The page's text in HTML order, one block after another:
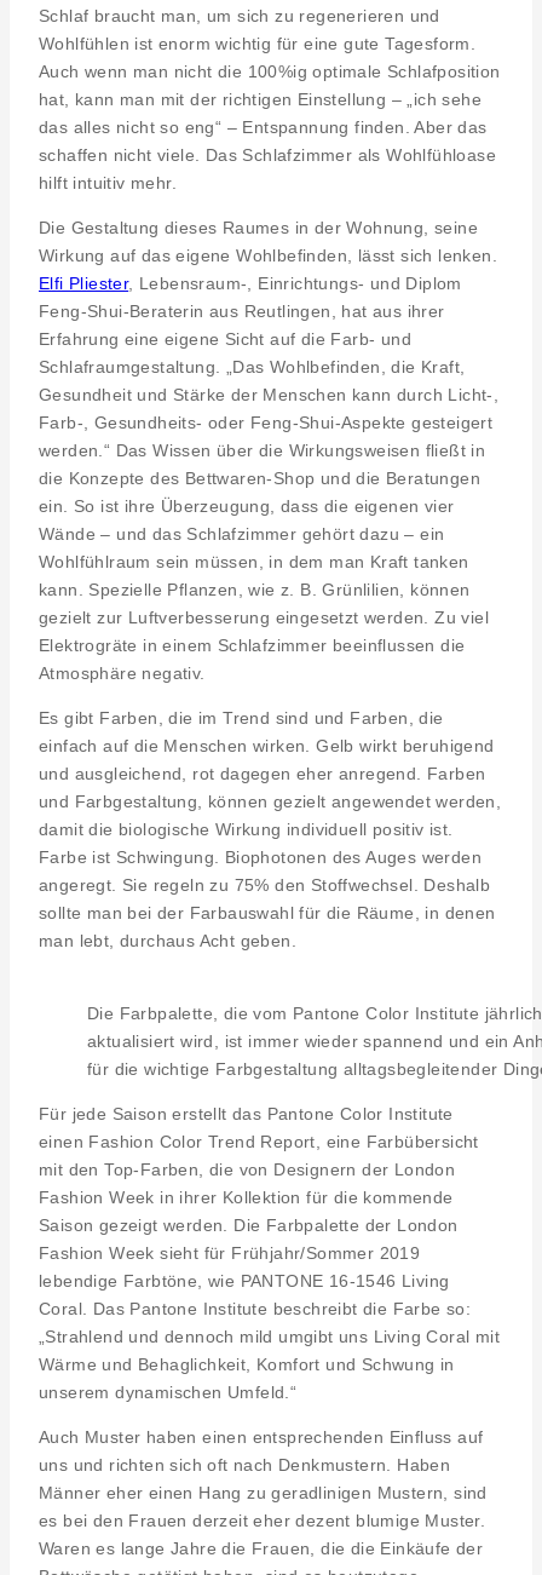
Schlaf braucht man, um sich zu regenerieren und
Wohlfühlen ist enorm wichtig für eine gute Tagesform.
Auch wenn man nicht die 100%ig optimale Schlafposition
hat, kann man mit der richtigen Einstellung – „ich sehe
das alles nicht so eng“ – Entspannung finden. Aber das
schaffen nicht viele. Das Schlafzimmer als Wohlfühloase
hilft intuitiv mehr.
Die Gestaltung dieses Raumes in der Wohnung, seine
Wirkung auf das eigene Wohlbefinden, lässt sich lenken.
Elfi Pliester, Lebensraum-, Einrichtungs- und Diplom
Feng-Shui-Beraterin aus Reutlingen, hat aus ihrer
Erfahrung eine eigene Sicht auf die Farb- und
Schlafraumgestaltung. „Das Wohlbefinden, die Kraft,
Gesundheit und Stärke der Menschen kann durch Licht-,
Farb-, Gesundheits- oder Feng-Shui-Aspekte gesteigert
werden.“ Das Wissen über die Wirkungsweisen fließt in
die Konzepte des Bettwaren-Shop und die Beratungen
ein. So ist ihre Überzeugung, dass die eigenen vier
Wände – und das Schlafzimmer gehört dazu – ein
Wohlfühlraum sein müssen, in dem man Kraft tanken
kann. Spezielle Pflanzen, wie z. B. Grünlilien, können
gezielt zur Luftverbesserung eingesetzt werden. Zu viel
Elektrogräte in einem Schlafzimmer beeinflussen die
Atmosphäre negativ.
Es gibt Farben, die im Trend sind und Farben, die
einfach auf die Menschen wirken. Gelb wirkt beruhigend
und ausgleichend, rot dagegen eher anregend. Farben
und Farbgestaltung, können gezielt angewendet werden,
damit die biologische Wirkung individuell positiv ist.
Farbe ist Schwingung. Biophotonen des Auges werden
angeregt. Sie regeln zu 75% den Stoffwechsel. Deshalb
sollte man bei der Farbauswahl für die Räume, in denen
man lebt, durchaus Acht geben.
Die Farbpalette, die vom Pantone Color Institute jährlich
aktualisiert wird, ist immer wieder spannend und ein
für die wichtige Farbgestaltung alltagsbegleitender
Für jede Saison erstellt das Pantone Color Institute
einen Fashion Color Trend Report, eine Farbübersicht
mit den Top-Farben, die von Designern der London
Fashion Week in ihrer Kollektion für die kommende
Saison gezeigt werden. Die Farbpalette der London
Fashion Week sieht für Frühjahr/Sommer 2019
lebendige Farbtöne, wie PANTONE 16-1546 Living
Coral. Das Pantone Institute beschreibt die Farbe so:
„Strahlend und dennoch mild umgibt uns Living Coral mit
Wärme und Behaglichkeit, Komfort und Schwung in
unserem dynamischen Umfeld.“
Auch Muster haben einen entsprechenden Einfluss auf
uns und richten sich oft nach Denkmustern. Haben
Männer eher einen Hang zu geradlinigen Mustern, sind
es bei den Frauen derzeit eher dezent blumige Muster.
Waren es lange Jahre die Frauen, die die Einkäufe der